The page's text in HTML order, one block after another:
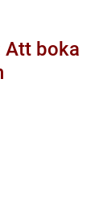
Att boka